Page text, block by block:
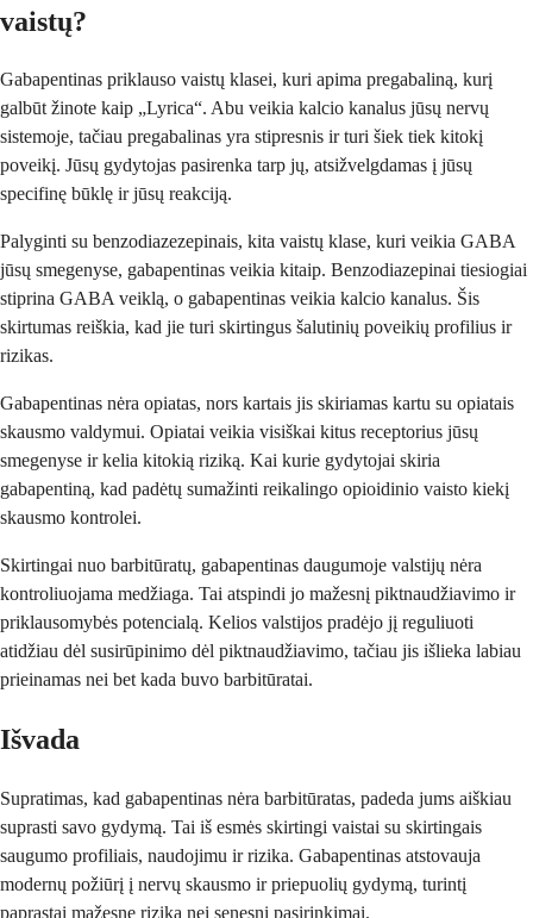
vaistų?
Gabapentinas priklauso vaistų klasei, kuri apima pregabaliną, kurį
galbūt žinote kaip „Lyrica“. Abu veikia kalcio kanalus jūsų nervų
sistemoje, tačiau pregabalinas yra stipresnis ir turi šiek tiek kitokį
poveikį. Jūsų gydytojas pasirenka tarp jų, atsižvelgdamas į jūsų
specifinę būklę ir jūsų reakciją.
Palyginti su benzodiazezepinais, kita vaistų klase, kuri veikia GABA
jūsų smegenyse, gabapentinas veikia kitaip. Benzodiazepinai tiesiogiai
stiprina GABA veiklą, o gabapentinas veikia kalcio kanalus. Šis
skirtumas reiškia, kad jie turi skirtingus šalutinių poveikių profilius ir
rizikas.
Gabapentinas nėra opiatas, nors kartais jis skiriamas kartu su opiatais
skausmo valdymui. Opiatai veikia visiškai kitus receptorius jūsų
smegenyse ir kelia kitokią riziką. Kai kurie gydytojai skiria
gabapentiną, kad padėtų sumažinti reikalingo opioidinio vaisto kiekį
skausmo kontrolei.
Skirtingai nuo barbitūratų, gabapentinas daugumoje valstijų nėra
kontroliuojama medžiaga. Tai atspindi jo mažesnį piktnaudžiavimo ir
priklausomybės potencialą. Kelios valstijos pradėjo jį reguliuoti
atidžiau dėl susirūpinimo dėl piktnaudžiavimo, tačiau jis išlieka labiau
prieinamas nei bet kada buvo barbitūratai.
Išvada
Supratimas, kad gabapentinas nėra barbitūratas, padeda jums aiškiau
suprasti savo gydymą. Tai iš esmės skirtingi vaistai su skirtingais
saugumo profiliais, naudojimu ir rizika. Gabapentinas atstovauja
modernų požiūrį į nervų skausmo ir priepuolių gydymą, turintį
paprastai mažesnę riziką nei senesni pasirinkimai.